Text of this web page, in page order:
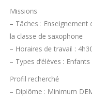
Missions
– Tâches :
la classe de saxophone
– Horaires de travail :
– Types d’élèves :
Profil recherché
– Diplôme : Minimum